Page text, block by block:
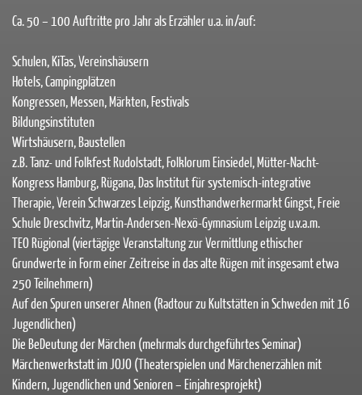
Ca. 50 – 100 Auftritte pro Jahr als Erzähler u.a. in/auf:
Schulen, KiTas, Vereinshäusern
Hotels, Campingplätzen
Kongressen, Messen, Märkten, Festivals
Bildungsinstituten
Wirtshäusern, Baustellen
z.B. Tanz- und Folkfest Rudolstadt, Folklorum Einsiedel, Mütter-Nacht-
Kongress Hamburg, Rügana, Das Institut für systemisch-integrative
Therapie, Verein Schwarzes Leipzig, Kunsthandwerkermarkt Gingst, Freie
Schule Dreschvitz, Martin-Andersen-Nexö-Gymnasium Leipzig u.v.a.m.
TEO Rügional (viertägige Veranstaltung zur Vermittlung ethischer
Grundwerte in Form einer Zeitreise in das alte Rügen mit insgesamt etwa
250 Teilnehmern)
Auf den Spuren unserer Ahnen (Radtour zu Kultstätten in Schweden mit 16
Jugendlichen)
Die BeDeutung der Märchen (mehrmals durchgeführtes Seminar)
Märchenwerkstatt im JOJO (Theaterspielen und Märchenerzählen mit
Kindern, Jugendlichen und Senioren – Einjahresprojekt)